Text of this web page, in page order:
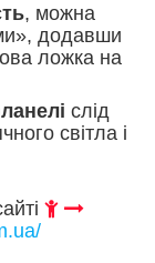
, можна
додавши
ложка на
слід
світла і